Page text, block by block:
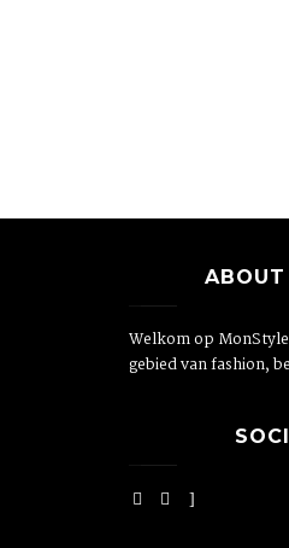
Welkom op
gebied van fashion,